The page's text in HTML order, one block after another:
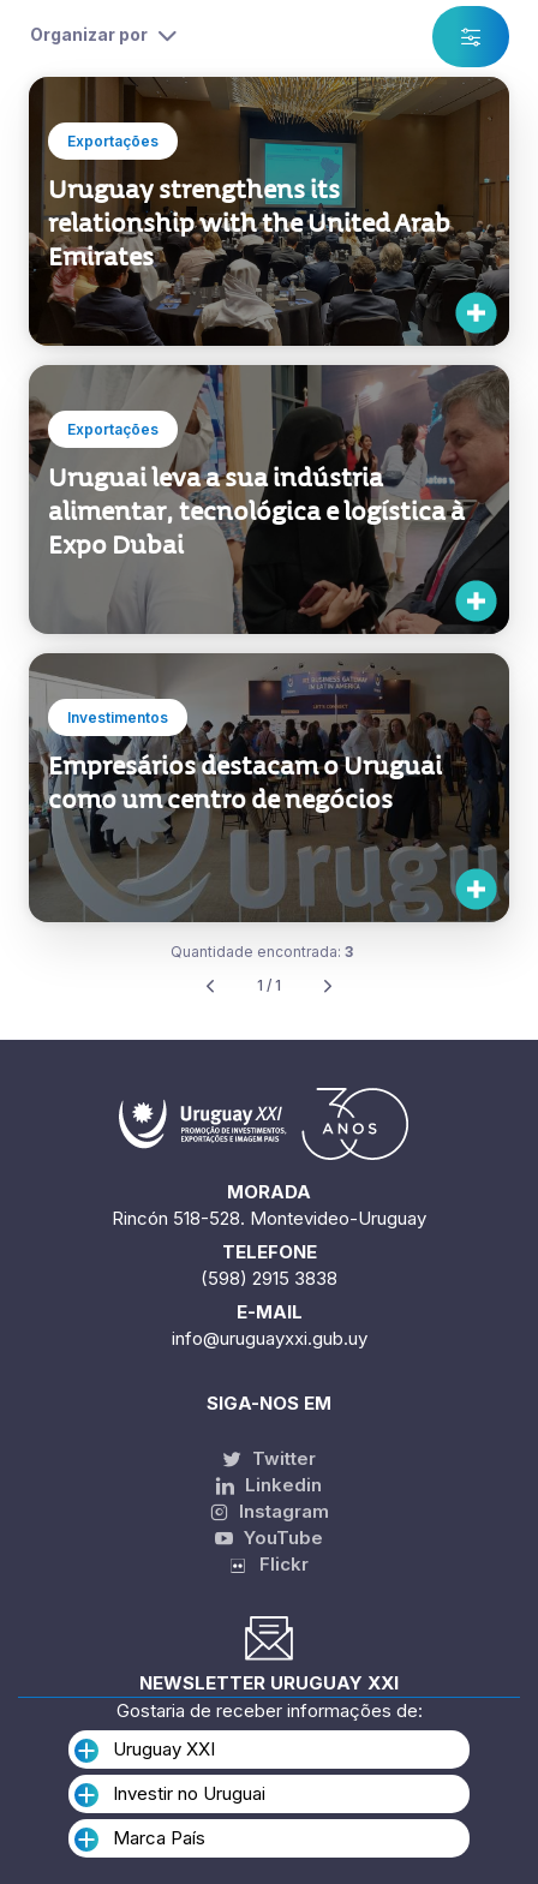
Organizar por
Exportações
Uruguay strengthens its
relationship with the United Arab
Emirates
Exportações
Uruguai leva a sua indústria
alimentar, tecnológica e logística à
Expo Dubai
Investimentos
Empresários destacam o Uruguai
como um centro de negócios
Quantidade encontrada: 3
1 / 1
MORADA
Rincón 518-528. Montevideo-Uruguay
TELEFONE
(598) 2915 3838
E-MAIL
info@uruguayxxi.gub.uy
SIGA-NOS EM
Twitter
Linkedin
Instagram
YouTube
Flickr
NEWSLETTER URUGUAY XXI
Gostaria de receber informações de:
Uruguay XXI
Investir no Uruguai
Marca País